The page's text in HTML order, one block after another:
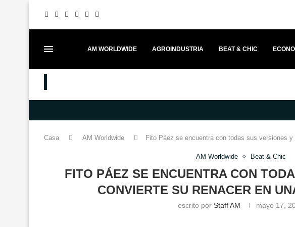
AM WORLDWIDE AGROINDUSTRIA BEAT & CHIC
Casa AM Worldwide Fito Páez se encuentra con todas sus versiones
AM Worldwide Beat & Chic
FITO PÁEZ SE ENCUENTRA CON
CONVIERTE SU RENACER EN
escrito por Staff AM mayo 17,